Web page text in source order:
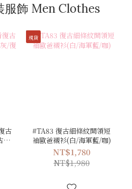
飾 Men Clothes
古
/
現貨
#TA83 復古細條紋開領短
袖歐爸襯衫(白/海軍藍/咖)
NT$1,780
NT$1,980